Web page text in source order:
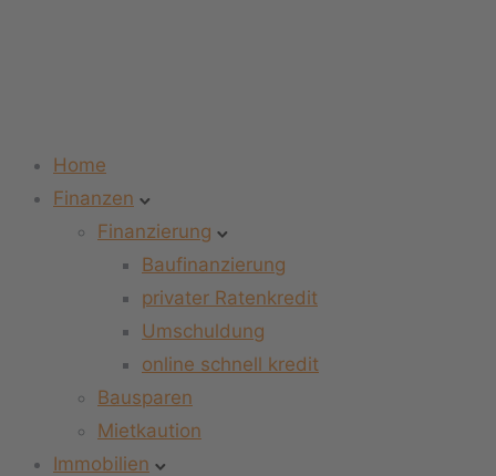
Home
Finanzen
Finanzierung
Baufinanzierung
privater Ratenkredit
Umschuldung
online schnell kredit
Bausparen
Mietkaution
Immobilien